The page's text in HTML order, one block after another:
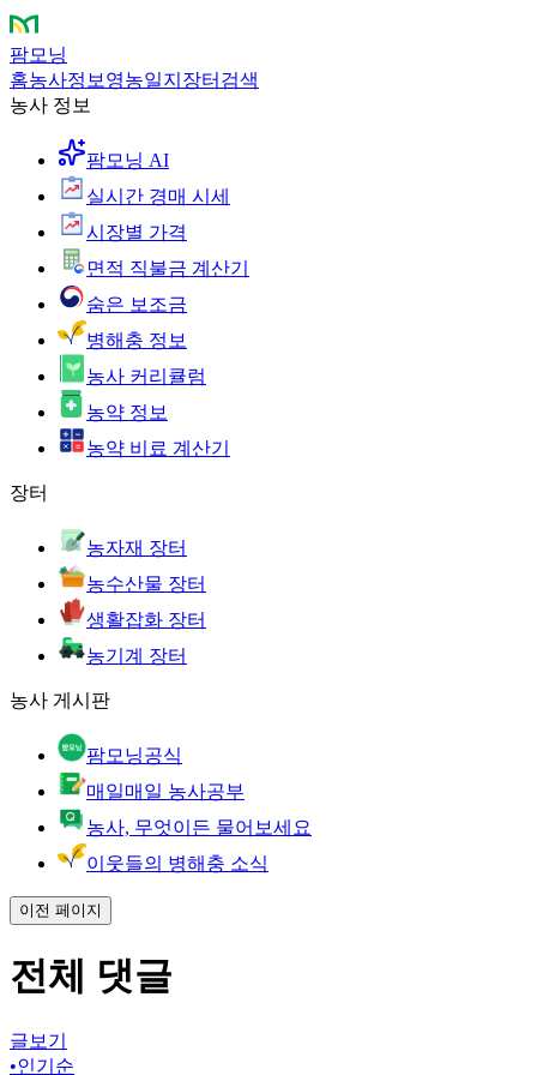
팜모닝
홈농사정보 영농일지 장터 검색
농사 정보
팜모닝 AI
실시간 경매 시세
시장별 가격
면적 직불금 계산기
숨은 보조금
병해충 정보
농사 커리큘럼
농약 정보
농약 비료 계산기
장터
농자재 장터
농수산물 장터
생활잡화 장터
농기계 장터
농사 게시판
팜모닝공식
매일매일 농사공부
농사, 무엇이든 물어보세요
이웃들의 병해충 소식
이전 페이지
전체 댓글
글보기
•인기순